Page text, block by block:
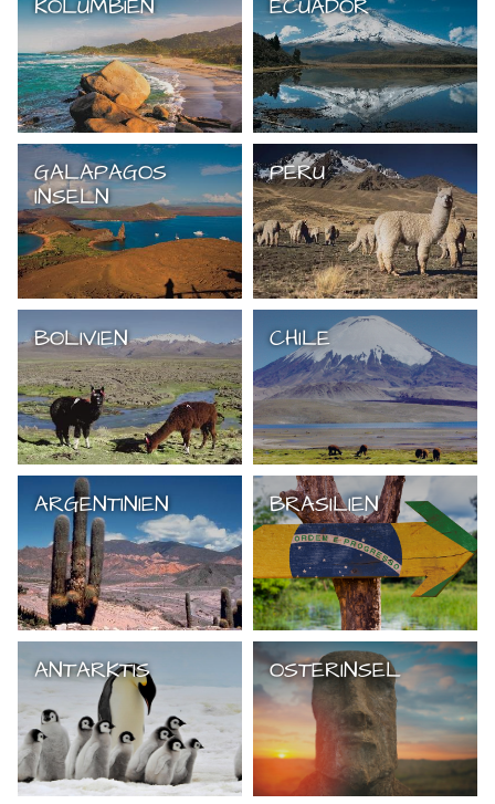
KOLUMBIEN ECUADOR
GALAPAGOS
INSELN
PERU
BOLIVIEN CHILE
ARGENTINIEN BRASILIEN
ANTARKTIS OSTERINSEL